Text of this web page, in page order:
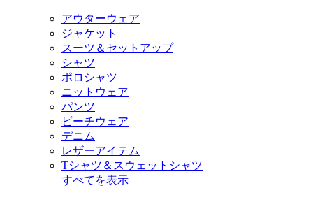
アウターウェア
ジャケット
スーツ＆セットアップ
シャツ
ポロシャツ
ニットウェア
パンツ
ビーチウェア
デニム
レザーアイテム
Tシャツ＆スウェットシャツ
すべてを表示